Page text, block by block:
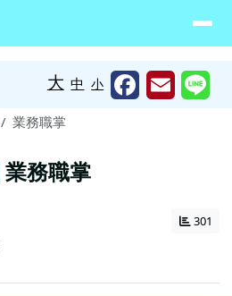
大 中 小
業務職掌
業務職掌
301